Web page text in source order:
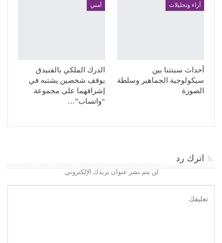
آراء وتحليلات
أحداث سبتتنا بين
سيكولوجية الجماهير وسلطة
الصورة
أمني
الدرك الملكي بالفنيدق
يوقف شخصين يشتبه في
إشرافهما على مجموعة
“واتساب”…
اترك رد
لن يتم نشر عنوان بريدك الإلكتروني.